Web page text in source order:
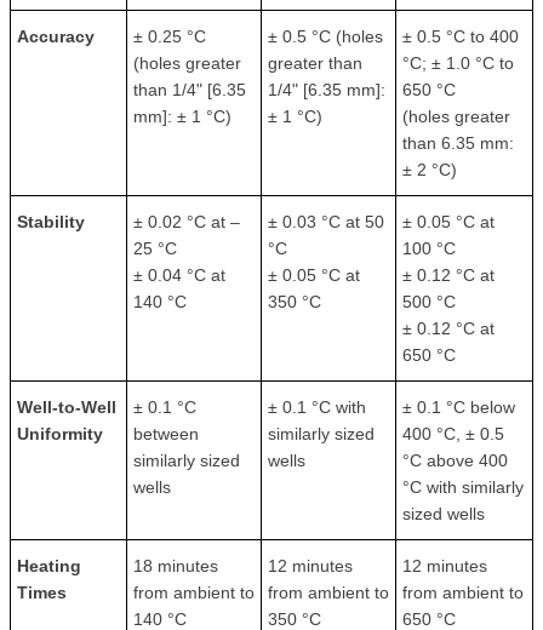
Accuracy
± 0.25 °C
(holes greater
than 1/4" [6.35
mm]: ± 1 °C)
± 0.5 °C (holes
greater than
1/4" [6.35 mm]:
± 1 °C)
± 0.5 °C to 400
°C; ± 1.0 °C to
650 °C
(holes greater
than 6.35 mm:
± 2 °C)
Stability
± 0.02 °C at –
25 °C
± 0.04 °C at
140 °C
± 0.03 °C at 50
°C
± 0.05 °C at
350 °C
± 0.05 °C at
100 °C
± 0.12 °C at
500 °C
± 0.12 °C at
650 °C
Well-to-Well
Uniformity
± 0.1 °C
between
similarly sized
wells
± 0.1 °C with
similarly sized
wells
± 0.1 °C below
400 °C, ± 0.5
°C above 400
°C with similarly
sized wells
Heating
Times
18 minutes
from ambient to
140 °C
12 minutes
from ambient to
350 °C
12 minutes
from ambient to
650 °C